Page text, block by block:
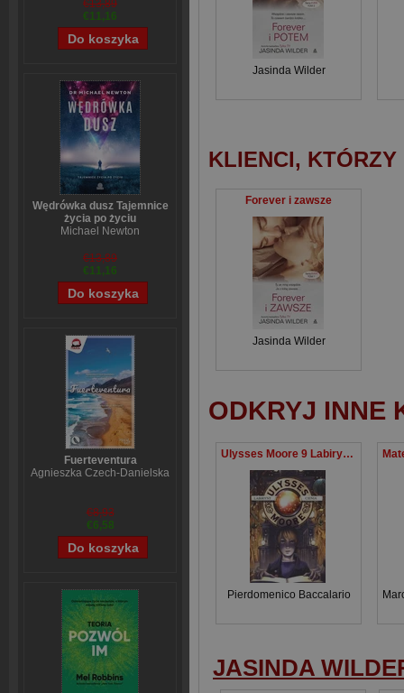
€13,89
€11,16
Wędrówka dusz Tajemnice
życia po życiu
Michael Newton
€13,89
€11,16
Fuerteventura
Agnieszka Czech-Danielska
€8,93
€6,58
Jasinda Wilder
KLIENCI,
Forever i zawsze
Jasinda Wilder
ODKRYJ INNE
Ulysses Moore 9 Labirynt cienia
Pierdomenico Baccalario
JASINDA